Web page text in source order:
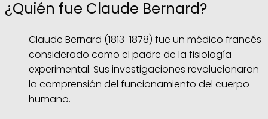
¿Quién fue Claude Bernard?
Claude Bernard (1813-1878) fue un médico francés
considerado como el padre de la fisiología
experimental. Sus investigaciones revolucionaron
la comprensión del funcionamiento del cuerpo
humano.